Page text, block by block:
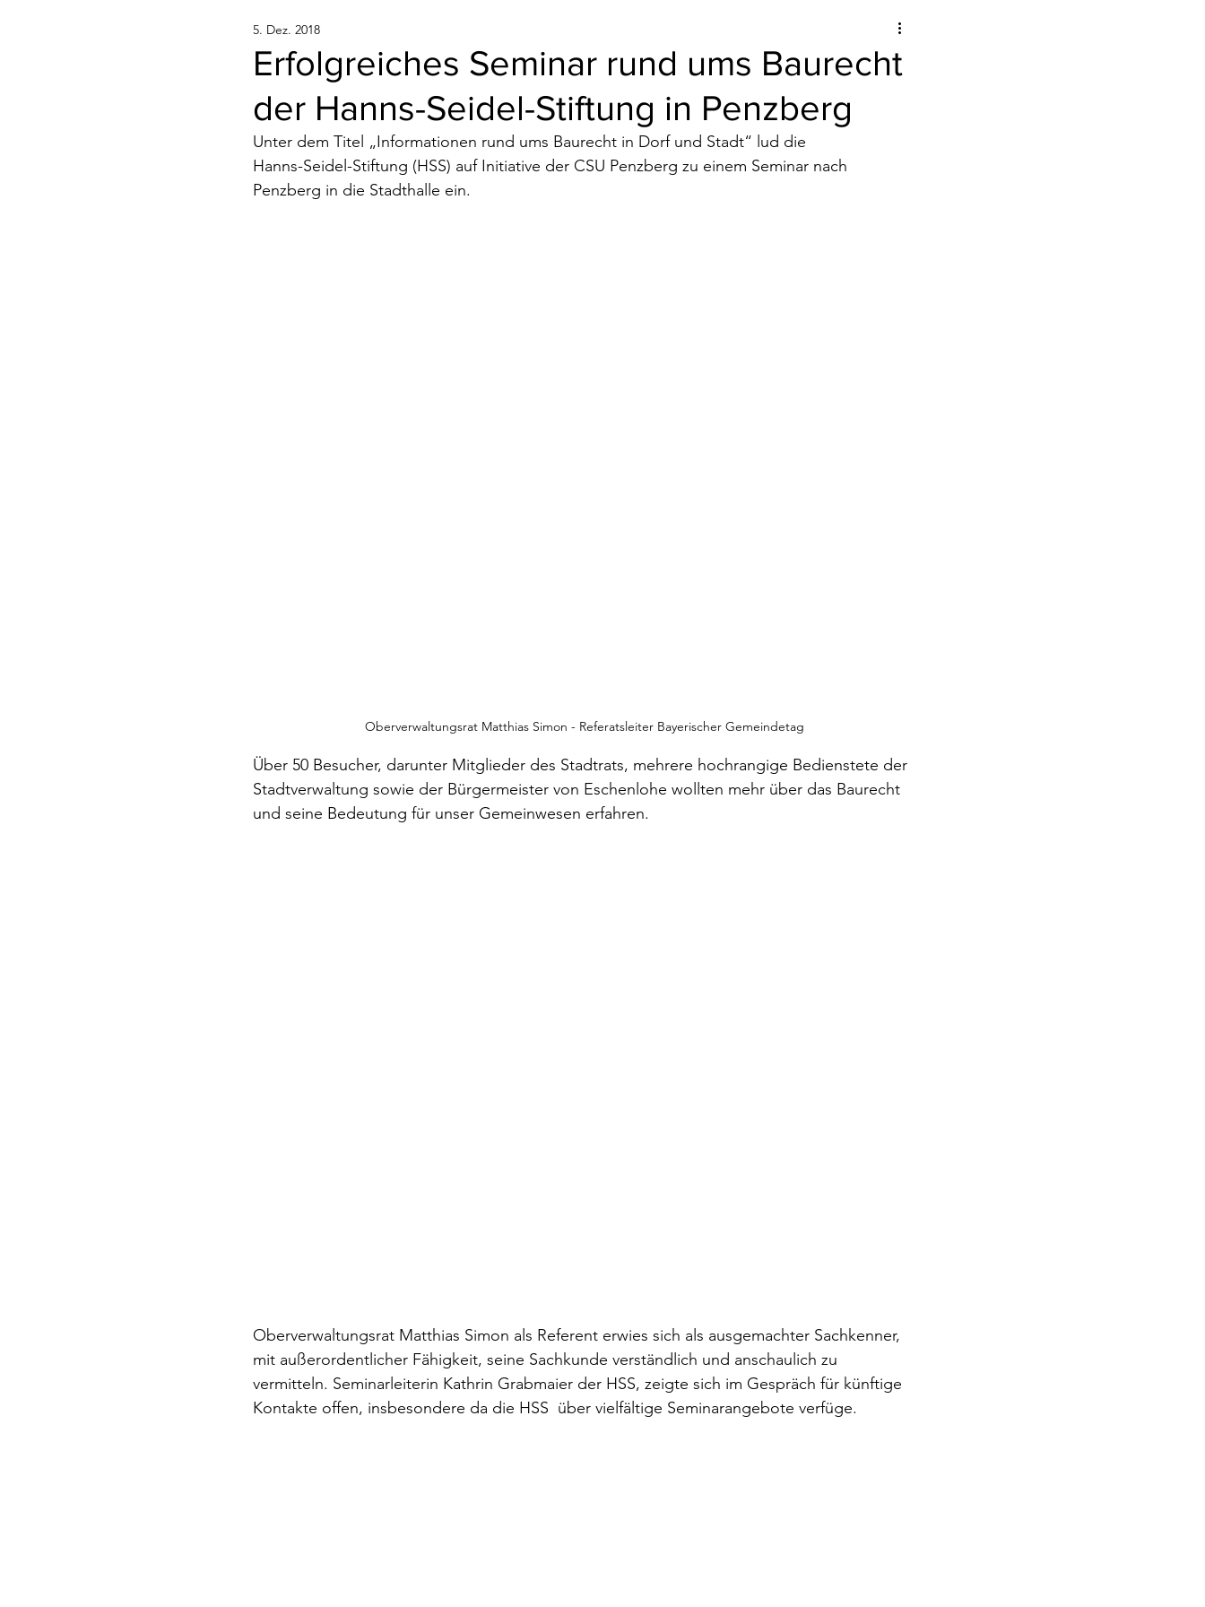
Erfolgreiches Seminar rund ums Baurecht
der Hanns-Seidel-Stiftung in Penzberg
5. Dez. 2018
Unter dem Titel „Informationen rund ums Baurecht in Dorf und Stadt“ lud die
Hanns-Seidel-Stiftung (HSS) auf Initiative der CSU Penzberg zu einem Seminar nach
Penzberg in die Stadthalle ein.
Oberverwaltungsrat Matthias Simon - Referatsleiter Bayerischer Gemeindetag
Über 50 Besucher, darunter Mitglieder des Stadtrats, mehrere hochrangige Bedienstete der
Stadtverwaltung sowie der Bürgermeister von Eschenlohe wollten mehr über das Baurecht
und seine Bedeutung für unser Gemeinwesen erfahren.
Oberverwaltungsrat Matthias Simon als Referent erwies sich als ausgemachter Sachkenner,
mit außerordentlicher Fähigkeit, seine Sachkunde verständlich und anschaulich zu
vermitteln. Seminarleiterin Kathrin Grabmaier der HSS, zeigte sich im Gespräch für künftige
Kontakte offen, insbesondere da die HSS  über vielfältige Seminarangebote verfüge.